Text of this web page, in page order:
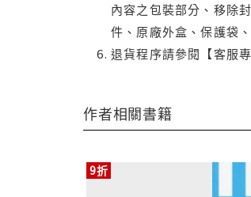
內容之包裝部分、移除
件、原廠外盒、保護袋
退貨程序請參閱【客服
作者相關書籍
9折